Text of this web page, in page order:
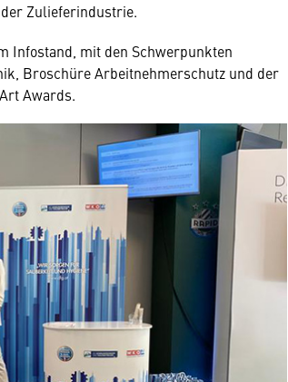
Zulieferindustrie.
Infostand, mit den Schwerpunkten
Broschüre Arbeitnehmerschutz und der
Awards.